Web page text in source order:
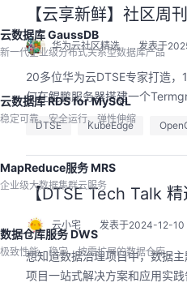
云数据库 GaussDB
新一代企业级分布式关系型数据库产品
云数据库 RDS for MySQL
稳定可靠、安全运行、弹性伸缩
MapReduce服务 MRS
企业级大数据集群云服务
数据仓库服务 DWS
极致性能、稳定、按需扩展的数据仓库
【云享新鲜】社区
华为云社区精选 发表于
20多位华为云DTSE专家打造
何在鲲鹏服务器搭建一个
DTSE KubeEdge
【DTSE Tech Talk
云小宅 发表于2024-12-10
想知道数据治理项目中，数据
项目一站式解决方案和应用实